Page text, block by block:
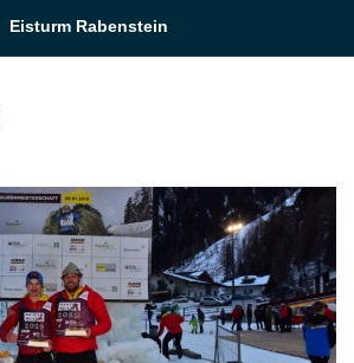
Eisturm Rabenstein